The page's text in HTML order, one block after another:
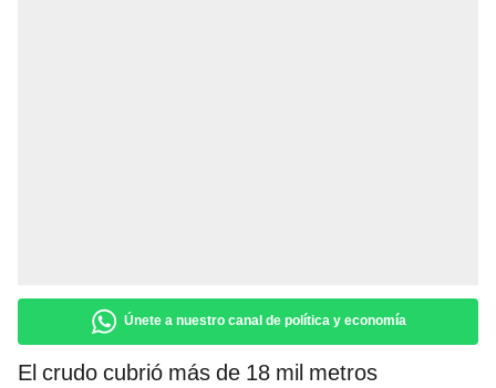
Únete a nuestro canal de política y economía
El crudo cubrió más de 18 mil metros